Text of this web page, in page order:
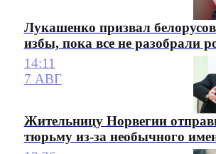
Лукашенко призвал
избы, пока все не разобрали
14:11
7 АВГ
Жительницу Норвегии
тюрьму из-за необычного